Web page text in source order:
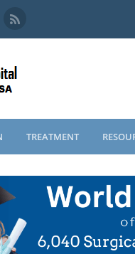
TREATMENT